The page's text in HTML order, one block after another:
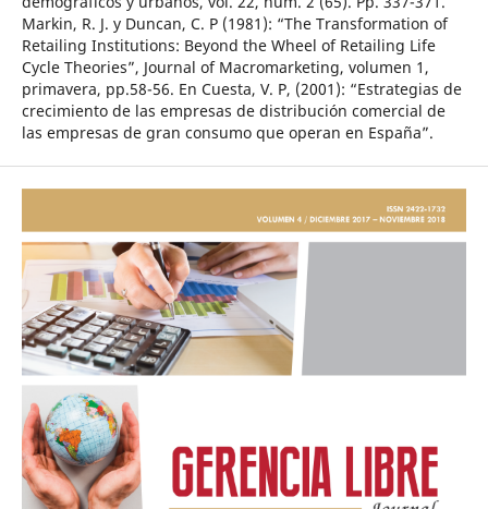
Markin, R. J. y Duncan, C. P (1981): “The Transformation of
Retailing Institutions: Beyond the Wheel of Retailing Life
Cycle Theories”, Journal of Macromarketing, volumen 1,
primavera, pp.58-56. En Cuesta, V. P, (2001): “Estrategias de
crecimiento de las empresas de distribución comercial de
las empresas de gran consumo que operan en España”.